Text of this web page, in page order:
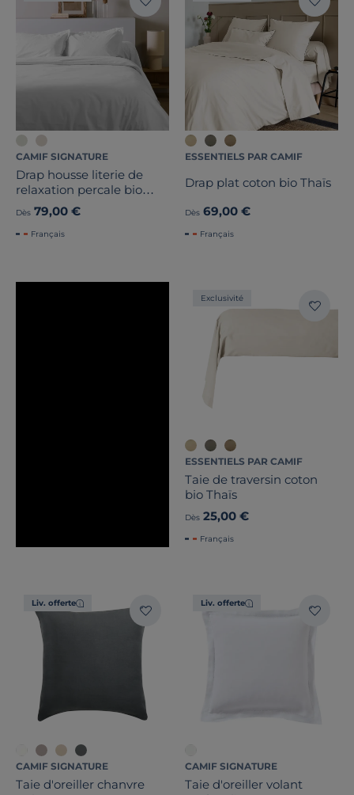
CAMIF SIGNATURE
Drap housse literie de
relaxation percale bio
Elise
Dès 79,00 €
Français
ESSENTIELS PAR CAMIF
Drap plat coton bio Thaïs
Dès 69,00 €
Français
Exclusivité
ESSENTIELS PAR CAMIF
Taie de traversin coton
bio Thaïs
Dès 25,00 €
Français
Liv. offerte
CAMIF SIGNATURE
Taie d'oreiller chanvre
Liv. offerte
CAMIF SIGNATURE
Taie d'oreiller volant